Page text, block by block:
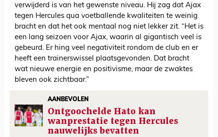
verwijderd is van het gewenste niveau. Hij zag dat Ajax
tegen Hercules qua voetballende kwaliteiten te weinig
bracht en dat het ook mentaal nog niet lekker zit. “Het is
een lang seizoen voor Ajax, waarin al gigantisch veel is
gebeurd. Er hing veel negativiteit rondom de club en er
heeft een trainerswissel plaatsgevonden. Dat bracht
wat nieuwe energie en positivisme, maar de zwaktes
bleven ook zichtbaar.”
AANBEVOLEN
Ontgoochelde Hato kan
wanprestatie tegen Hercules
nauwelijks bevatten